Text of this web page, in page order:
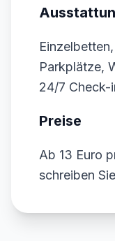
Parkplätze,
24/7 Check-
Preise
Ab 13 Euro
schreiben